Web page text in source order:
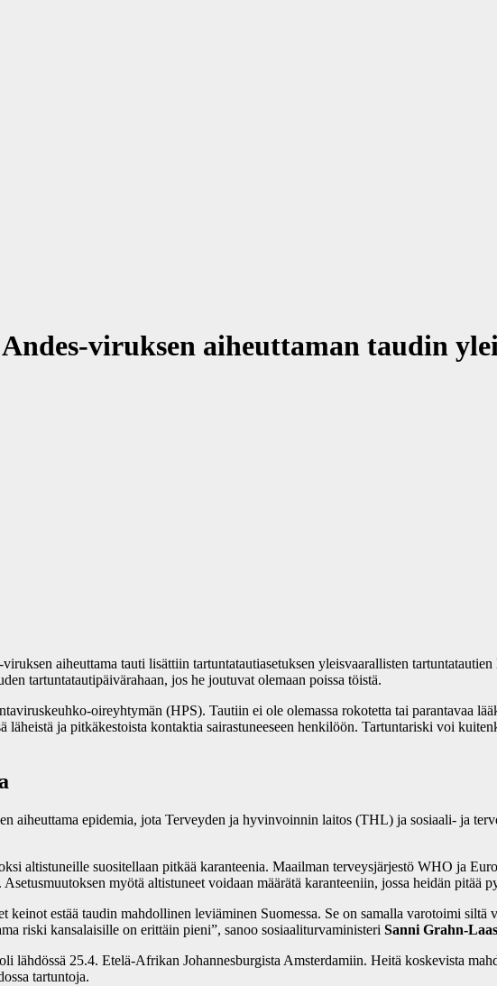
viruksen aiheuttaman taudin
aiheuttama tauti lisättiin tartuntatautiasetuksen yleisvaarallisten
tartuntatautipäivärahaan, jos he joutuvat olemaan poissa töistä.
oireyhtymän (HPS). Tautiin ei ole olemassa rokotetta tai parantavaa
ja pitkäkestoista kontaktia sairastuneeseen henkilöön. Tartuntariski voi
aiheuttama epidemia, jota Terveyden ja hyvinvoinnin laitos (THL) ja sosiaali- ja
altistuneille suositellaan pitkää karanteenia. Maailman terveysjärjestö WHO ja
myötä altistuneet voidaan määrätä karanteeniin, jossa heidän pitää
estää taudin mahdollinen leviäminen Suomessa. Se on samalla varotoimi siltä
riski kansalaisille on erittäin pieni”, sanoo sosiaaliturvaministeri Sanni Grahn-
lähdössä 25.4. Etelä-Afrikan Johannesburgista Amsterdamiin. Heitä koskevista
tartuntoja.